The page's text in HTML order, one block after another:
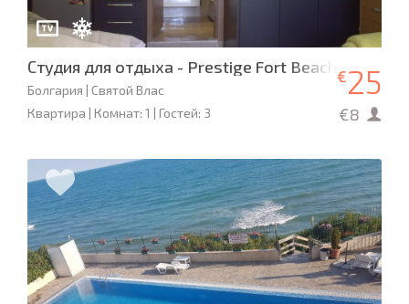
Студия для отдыха - Prestige Fort Beach
Болгария | Святой Влас
Квартира | Комнат: 1 | Гостей: 3
€25
€8